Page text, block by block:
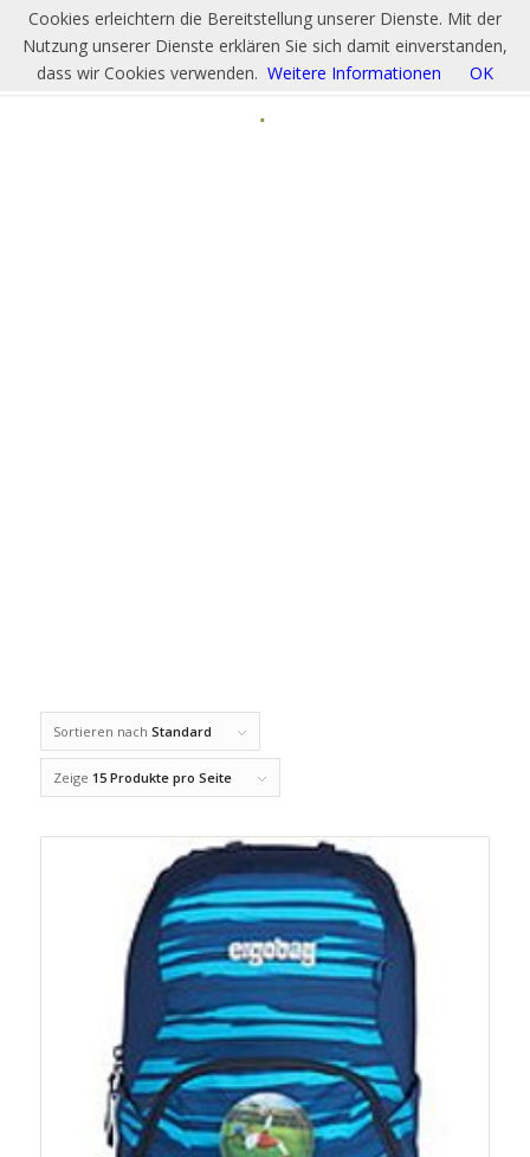
Sortieren nach Standard
Zeige 15 Produkte pro Seite
Cookies erleichtern die Bereitstellung unserer Dienste. Mit der
Nutzung unserer Dienste erklären Sie sich damit einverstanden,
dass wir Cookies verwenden. Weitere Informationen OK